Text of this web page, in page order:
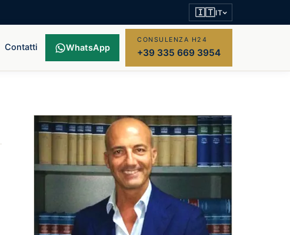
🇮🇹IT
Contatti WhatsApp
CONSULENZA H24
+39 335 669 3954